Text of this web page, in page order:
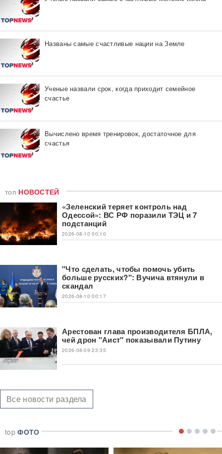
Названы самые счастливые нации на Земле
Ученые назвали срок, когда приходит семейное
счастье
Вычислено время тренировок, достаточное для
счастья
топ НОВОСТЕЙ
«Зеленский теряет контроль над
Одессой»: ВС РФ поразили ТЭЦ и 7
подстанций
2026-08-10 00:10
"Что сделать, чтобы помочь убить
больше русских?": Вучича втянули в
скандал
2026-08-10 00:17
Арестован глава производителя БПЛА,
чей дрон "Аист" показывали Путину
2026-08-09 23:35
Все новости раздела
topФОТО